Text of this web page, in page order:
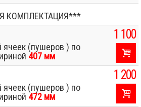
КОМПЛЕКТАЦИЯ***
ячеек (пушеров ) по
407 мм
1 100
ячеек (пушеров ) по
472 мм
1 200